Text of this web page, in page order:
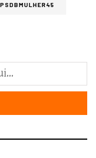
PSDBMULHER45